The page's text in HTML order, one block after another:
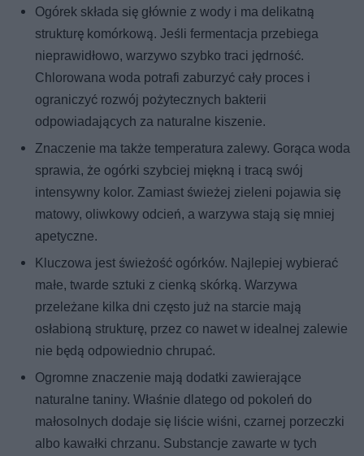
Ogórek składa się głównie z wody i ma delikatną
strukturę komórkową. Jeśli fermentacja przebiega
nieprawidłowo, warzywo szybko traci jędrność.
Chlorowana woda potrafi zaburzyć cały proces i
ograniczyć rozwój pożytecznych bakterii
odpowiadających za naturalne kiszenie.
Znaczenie ma także temperatura zalewy. Gorąca woda
sprawia, że ogórki szybciej miękną i tracą swój
intensywny kolor. Zamiast świeżej zieleni pojawia się
matowy, oliwkowy odcień, a warzywa stają się mniej
apetyczne.
Kluczowa jest świeżość ogórków. Najlepiej wybierać
małe, twarde sztuki z cienką skórką. Warzywa
przeleżane kilka dni często już na starcie mają
osłabioną strukturę, przez co nawet w idealnej zalewie
nie będą odpowiednio chrupać.
Ogromne znaczenie mają dodatki zawierające
naturalne taniny. Właśnie dlatego od pokoleń do
małosolnych dodaje się liście wiśni, czarnej porzeczki
albo kawałki chrzanu. Substancje zawarte w tych